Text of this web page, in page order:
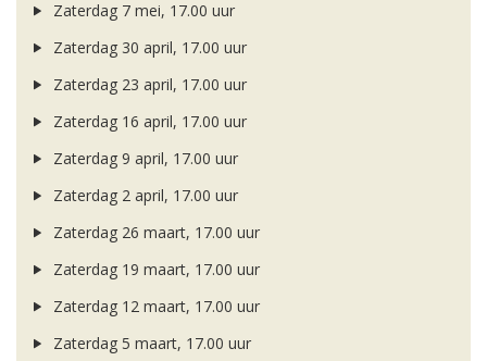
Zaterdag 7 mei, 17.00 uur
Zaterdag 30 april, 17.00 uur
Zaterdag 23 april, 17.00 uur
Zaterdag 16 april, 17.00 uur
Zaterdag 9 april, 17.00 uur
Zaterdag 2 april, 17.00 uur
Zaterdag 26 maart, 17.00 uur
Zaterdag 19 maart, 17.00 uur
Zaterdag 12 maart, 17.00 uur
Zaterdag 5 maart, 17.00 uur